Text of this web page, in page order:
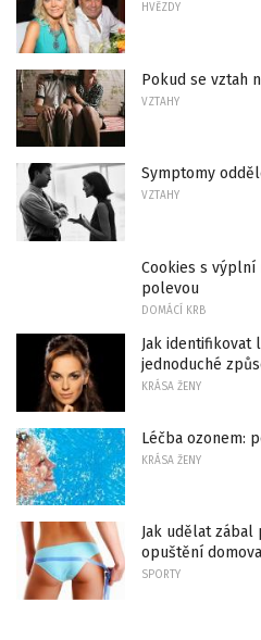
HVĚZDY
Pokud se vztah
VZTAHY
Symptomy
VZTAHY
Cookies s výplní
polevou
DOMÁCÍ KRB
Jak identifikovat
jednoduché
KRÁSA ŽENY
Léčba ozonem:
KRÁSA ŽENY
Jak udělat
opuštění domova
SPORTY